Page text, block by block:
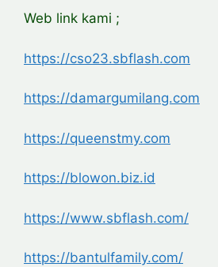
Web link kami ;
https://cso23.sbflash.com
https://damargumilang.com
https://queenstmy.com
https://blowon.biz.id
https://www.sbflash.com/
https://bantulfamily.com/